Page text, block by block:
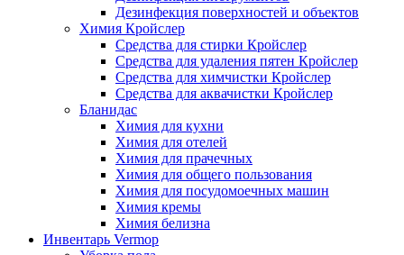
Дезинфекция поверхностей и объектов
Химия Кройслер
Средства для стирки Кройслер
Средства для удаления пятен Кройслер
Средства для химчистки Кройслер
Средства для аквачистки Кройслер
Бланидас
Химия для кухни
Химия для отелей
Химия для прачечных
Химия для общего пользования
Химия для посудомоечных машин
Химия кремы
Химия белизна
Инвентарь Vermop